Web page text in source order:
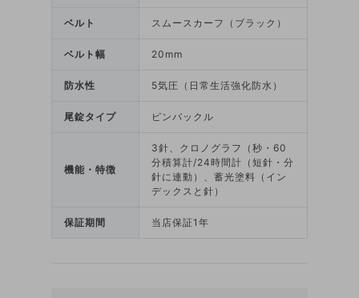
ベルト スムースカーフ（ブラック）
ベルト幅 20mm
防水性 5気圧（日常生活強化防水）
尾錠タイプ ピンバックル
機能・特徴
3針、クロノグラフ（秒・60
分積算計/24時間計（短針・分
針に連動）、蓄光塗料（イン
デックスと針）
保証期間 当店保証1年